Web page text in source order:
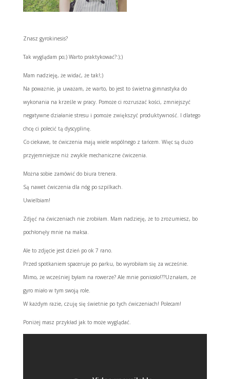
Znasz gyrokinesis?
Tak wyglądam po;) Warto praktykować?:);)
Mam nadzieję, że widać, że tak!;)
Na poważnie, ja uważam, że warto, bo jest to świetna gimnastyka do
wykonania na krześle w pracy. Pomoże ci rozruszać kości, zmniejszyć
negatywne działanie stresu i pomoże zwiększyć produktywność. I dlatego
chcę ci polecić tą dyscyplinę.
Co ciekawe, te ćwiczenia mają wiele wspólnego z tańcem. Więc są dużo
przyjemniejsze niż zwykle mechaniczne ćwiczenia.
Można sobie zamówić do biura trenera.
Są nawet ćwiczenia dla nóg po szpilkach.
Uwielbiam!
Zdjęć na ćwiczeniach nie zrobiłam. Mam nadzieję, że to zrozumiesz, bo
pochłonęły mnie na maksa.
Ale to zdjęcie jest dzień po ok 7 rano.
Przed spotkaniem spaceruje po parku, bo wyrobiłam się za wcześnie.
Mimo, że wcześniej byłam na rowerze?Ale mnie poniosło!??Uznałam, ze
gyro miało w tym swoją role.
W każdym razie, czuję się świetnie po tych ćwiczeniach! Polecam!
Poniżej masz przykład jak to może wyglądać.